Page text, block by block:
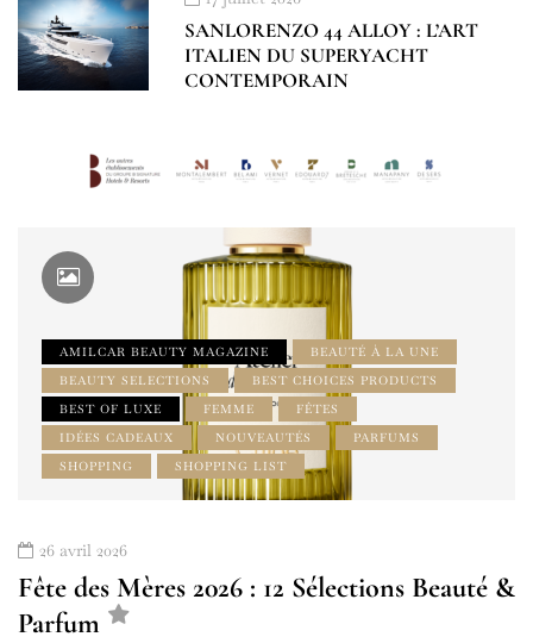
SANLORENZO 44 ALLOY : L’ART
ITALIEN DU SUPERYACHT
CONTEMPORAIN
AMILCAR BEAUTY MAGAZINE
BEAUTÉ À LA UNE
BEAUTY SELECTIONS
BEST CHOICES PRODUCTS
BEST OF LUXE
FEMME
FÊTES
IDÉES CADEAUX
NOUVEAUTÉS
PARFUMS
SHOPPING
SHOPPING LIST
26 avril 2026
Fête des Mères 2026 : 12 Sélections Beauté &
Parfum